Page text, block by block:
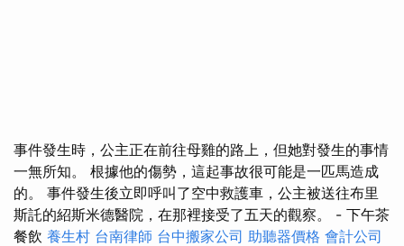
事件發生時，公主正在前往母雞的路上，但她對發生的事情
一無所知。 根據他的傷勢，這起事故很可能是一匹馬造成
的。 事件發生後立即呼叫了空中救護車，公主被送往布里
斯託的紹斯米德醫院，在那裡接受了五天的觀察。 - 下午茶
餐飲 養生村 台南律師 台中搬家公司 助聽器價格 會計公司